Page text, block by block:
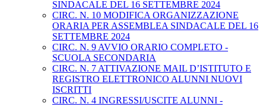
SINDACALE DEL 16 SETTEMBRE 2024
CIRC. N. 10 MODIFICA ORGANIZZAZIONE
ORARIA PER ASSEMBLEA SINDACALE DEL 16
SETTEMBRE 2024
CIRC. N. 9 AVVIO ORARIO COMPLETO -
SCUOLA SECONDARIA
CIRC. N. 7 ATTIVAZIONE MAIL D’ISTITUTO E
REGISTRO ELETTRONICO ALUNNI NUOVI
ISCRITTI
CIRC. N. 4 INGRESSI/USCITE ALUNNI -